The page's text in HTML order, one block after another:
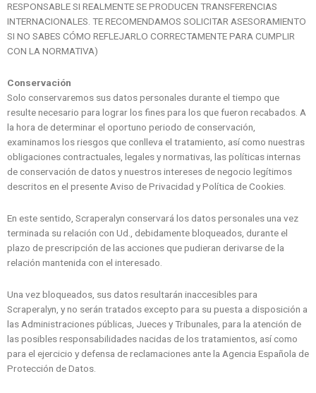
RESPONSABLE SI REALMENTE SE PRODUCEN TRANSFERENCIAS
INTERNACIONALES. TE RECOMENDAMOS SOLICITAR ASESORAMIENTO
SI NO SABES CÓMO REFLEJARLO CORRECTAMENTE PARA CUMPLIR
CON LA NORMATIVA)
Conservación
Solo conservaremos sus datos personales durante el tiempo que
resulte necesario para lograr los fines para los que fueron recabados. A
la hora de determinar el oportuno periodo de conservación,
examinamos los riesgos que conlleva el tratamiento, así como nuestras
obligaciones contractuales, legales y normativas, las políticas internas
de conservación de datos y nuestros intereses de negocio legítimos
descritos en el presente Aviso de Privacidad y Política de Cookies.
En este sentido, Scraperalyn conservará los datos personales una vez
terminada su relación con Ud., debidamente bloqueados, durante el
plazo de prescripción de las acciones que pudieran derivarse de la
relación mantenida con el interesado.
Una vez bloqueados, sus datos resultarán inaccesibles para
Scraperalyn, y no serán tratados excepto para su puesta a disposición a
las Administraciones públicas, Jueces y Tribunales, para la atención de
las posibles responsabilidades nacidas de los tratamientos, así como
para el ejercicio y defensa de reclamaciones ante la Agencia Española de
Protección de Datos.